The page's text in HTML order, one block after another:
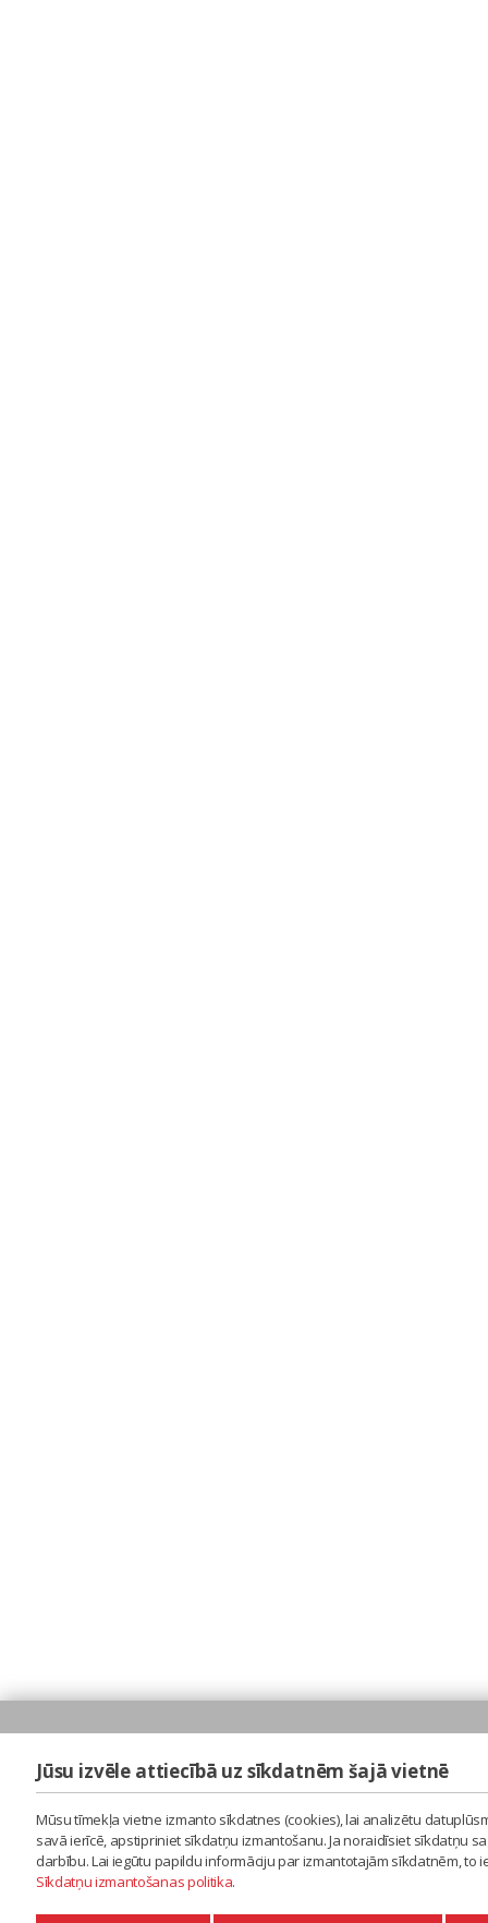
Jūsu izvēle attiecībā uz sīkdatnēm šajā vietnē
Mūsu tīmekļa vietne izmanto sīkdatnes (cookies), lai analizētu
savā ierīcē, apstipriniet sīkdatņu izmantošanu. Ja noraidīsiet sīkdatņu
darbību. Lai iegūtu papildu informāciju par izmantotajām sīkdatnēm,
Sīkdatņu izmantošanas politika.